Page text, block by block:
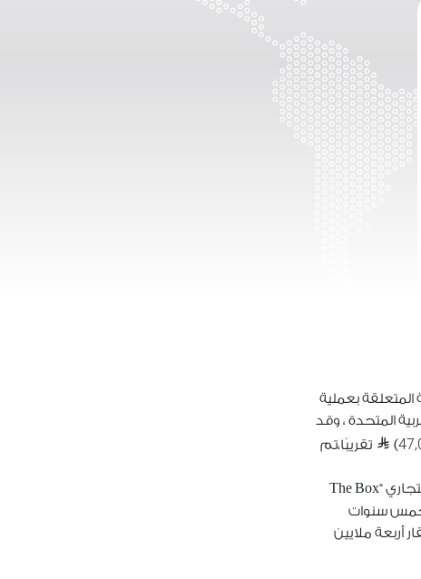
بعملية
المتحدة ، وقد
)
تقريبًا،تم
كما تم توقيع عقد إيجار طويل الأجل مع “شركة الصندوق لخدمات التخزين الذاتي المحدودة” والمعروفة بالاسم التجاري “The Box
خمس سنوات
أربعة ملايين